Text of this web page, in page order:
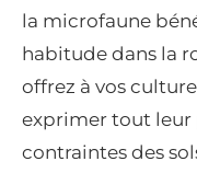
la microfaune
habitude dans la
offrez à vos
exprimer tout
contraintes des